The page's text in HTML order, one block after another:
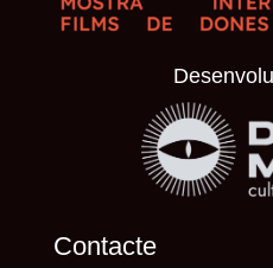
Contacte